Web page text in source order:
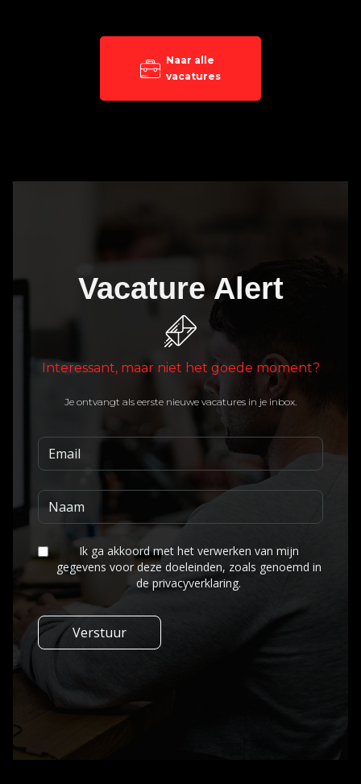
Naar alle
vacatures
Vacature Alert
Interessant, maar niet het goede moment?
Je ontvangt als eerste nieuwe vacatures in je inbox.
Ik ga akkoord met het verwerken van mijn
gegevens voor deze doeleinden, zoals genoemd in
de privacyverklaring.